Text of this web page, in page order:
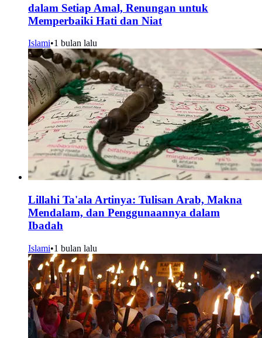
dalam Setiap Amal, Renungan untuk
Memperbaiki Hati dan Niat
Islami•1 bulan lalu
Lillahi Ta'ala Artinya: Tulisan Arab, Makna
Mendalam, dan Penggunaannya dalam
Ibadah
Islami•1 bulan lalu